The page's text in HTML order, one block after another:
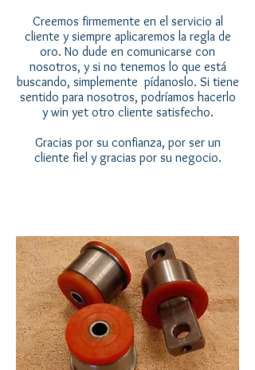
Creemos firmemente en el servicio al
cliente y siempre aplicaremos la regla de
oro. No dude en comunicarse con
nosotros, y si no tenemos lo que está
buscando, simplemente pídanoslo. Si tiene
sentido para nosotros, podríamos hacerlo
y win yet otro cliente satisfecho.
Gracias por su confianza, por ser un
cliente fiel y gracias por su negocio.